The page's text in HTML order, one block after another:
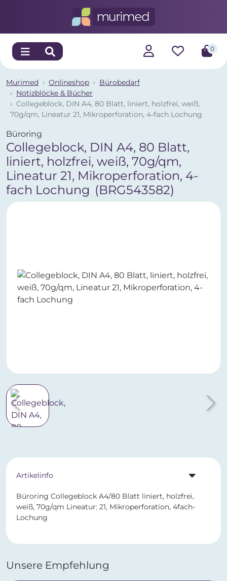
0
Murimed Onlineshop
Bürobedarf
Notizblöcke & Bücher
Collegeblock, DIN A4, 80 Blatt, liniert, holzfrei, weiß,
70g/qm, Lineatur 21, Mikroperforation, 4-fach Lochung
Büroring
Collegeblock, DIN A4, 80 Blatt,
liniert, holzfrei, weiß, 70g/qm,
Lineatur 21, Mikroperforation, 4-
fach Lochung (BRG543582)
Artikelinfo
Büroring Collegeblock A4/80 Blatt liniert, holzfrei,
weiß, 70g/qm Lineatur: 21, Mikroperforation, 4fach-
Lochung
Unsere Empfehlung